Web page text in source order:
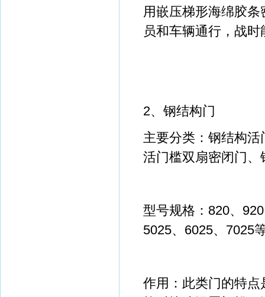
用嵌压梯形海绵胶
员和车辆通行，战
2、钢结构门
主要分类：钢结构
活门槛双扇密闭门
型号规格：820、
5025、6025、7025
作用：此类门的特